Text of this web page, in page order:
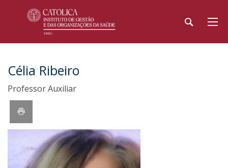
Célia Ribeiro
Professor Auxiliar